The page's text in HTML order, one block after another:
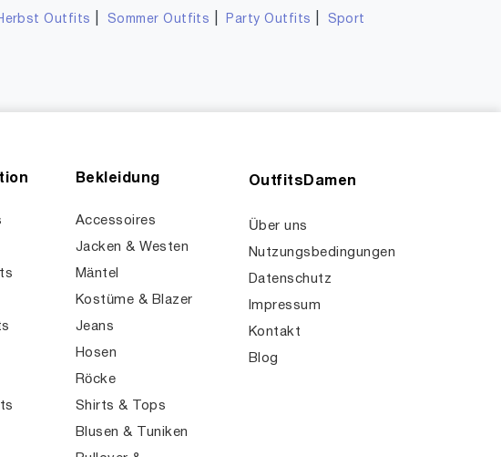
Outfits Sommer Outfits Party Outfits
Sport
Bekleidung
Accessoires
Jacken & Westen
Mäntel
Kostüme & Blazer
Jeans
Hosen
Röcke
Shirts & Tops
Blusen & Tuniken
OutfitsDamen
Über uns
Nutzungsbedingungen
Datenschutz
Impressum
Kontakt
Blog